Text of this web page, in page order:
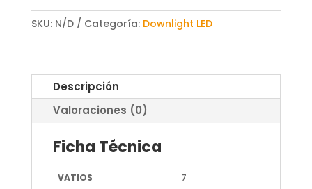
SKU: N/D Categoría: Downlight LED
Descripción
Valoraciones (0)
Ficha Técnica
VATIOS 7